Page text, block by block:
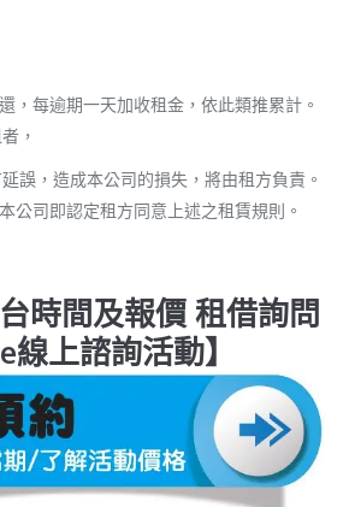
，每逾期一天加收租金，依此類推累計。
，
誤，造成本公司的損失，將由租方負責。
公司即認定租方同意上述之租賃規則。
時間及報價 租借詢問
線上諮詢活動】